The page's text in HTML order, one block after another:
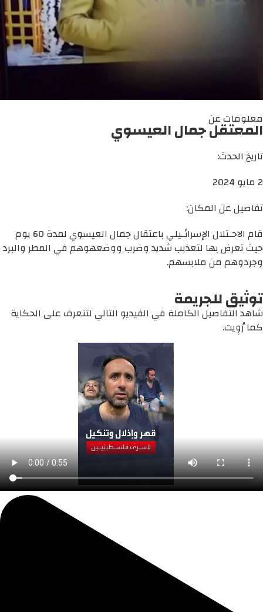
معلومات عن
المعتقل جمال العيسوي
تاريخ الحدث:
2 مايو 2024
تفاصيل عن المكان:
قام الاحـتلال الإسرائـيلي باعتقال جمال العيسوي لمدة 60 يوم
حيث تعرض بها لتعذيب شديد وضرب ووضعهوهم في المطر والبرد
وجردوهم من ملابسهم.
توثيق للجريمة
شاهد التفاصيل الكاملة في الفيديو التالي لتتعرف على الحكاية
كما رُوِيت.